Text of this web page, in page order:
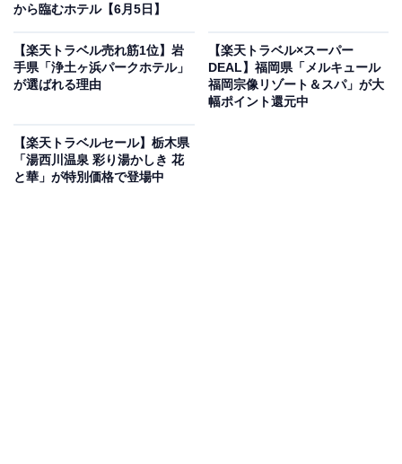
楽天トラベルでホテルを見る
から臨むホテル【6月5日】
【楽天トラベル売れ筋1位】岩
手県「浄土ヶ浜パークホテル」
が選ばれる理由
【楽天トラベル×スーパー
DEAL】福岡県「メルキュール
福岡宗像リゾート＆スパ」が大
幅ポイント還元中
【楽天トラベルセール】栃木県
「湯西川温泉 彩り湯かしき 花
と華」が特別価格で登場中